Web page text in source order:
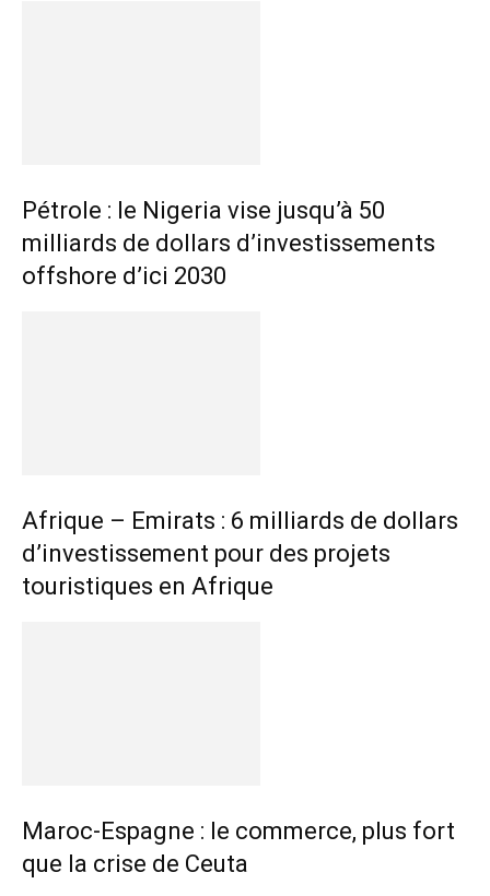
Pétrole : le Nigeria vise jusqu’à 50
milliards de dollars d’investissements
offshore d’ici 2030
Afrique – Emirats : 6 milliards de dollars
d’investissement pour des projets
touristiques en Afrique
Maroc-Espagne : le commerce, plus fort
que la crise de Ceuta